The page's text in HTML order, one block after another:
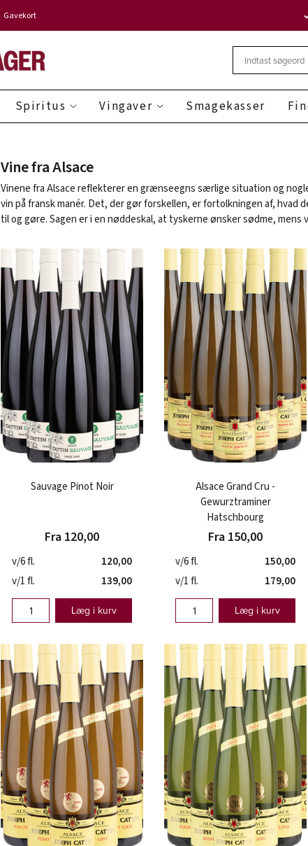
Gavekort
Spiritus Vingaver Smagekasser
Vine fra Alsace
Vinene fra Alsace reflekterer en grænseegns særlige situation og
vin på fransk manér. Det, der gør forskellen, er fortolkningen af, hvad
til og gøre. Sagen er i en nøddeskal, at tyskerne ønsker sødme, mens
Sauvage Pinot Noir
Fra 120,00
v/6 fl.
120,00
v/1 fl.
139,00
Læg i kurv
Alsace Grand Cru -
Gewurztraminer
Hatschbourg
Fra 150,00
v/6 fl.
150,00
v/1 fl.
179,00
Læg i kurv